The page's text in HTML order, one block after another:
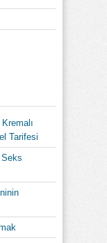
Tarifesi
Seks